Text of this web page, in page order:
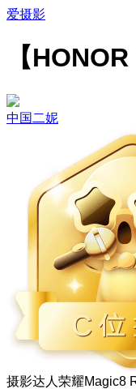
爱摄影
【
中国二妮
摄影达人 荣耀Magic8